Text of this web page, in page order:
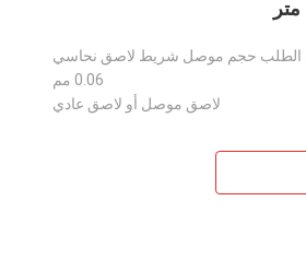
0.06 مم
لاصق موصل أو لاصق عادي